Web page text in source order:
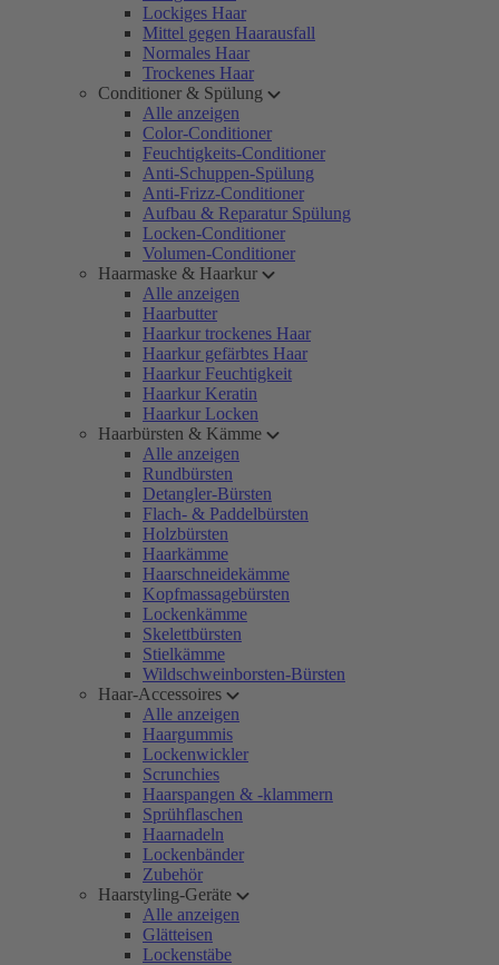
Lockiges Haar
Mittel gegen Haarausfall
Normales Haar
Trockenes Haar
Conditioner & Spülung
Alle anzeigen
Color-Conditioner
Feuchtigkeits-Conditioner
Anti-Schuppen-Spülung
Anti-Frizz-Conditioner
Aufbau & Reparatur Spülung
Locken-Conditioner
Volumen-Conditioner
Haarmaske & Haarkur
Alle anzeigen
Haarbutter
Haarkur trockenes Haar
Haarkur gefärbtes Haar
Haarkur Feuchtigkeit
Haarkur Keratin
Haarkur Locken
Haarbürsten & Kämme
Alle anzeigen
Rundbürsten
Detangler-Bürsten
Flach- & Paddelbürsten
Holzbürsten
Haarkämme
Haarschneidekämme
Kopfmassagebürsten
Lockenkämme
Skelettbürsten
Stielkämme
Wildschweinborsten-Bürsten
Haar-Accessoires
Alle anzeigen
Haargummis
Lockenwickler
Scrunchies
Haarspangen & -klammern
Sprühflaschen
Haarnadeln
Lockenbänder
Zubehör
Haarstyling-Geräte
Alle anzeigen
Glätteisen
Lockenstäbe